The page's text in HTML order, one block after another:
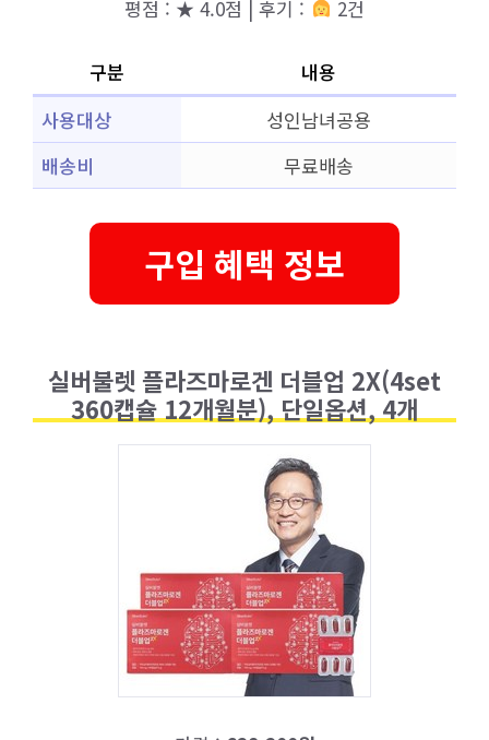
평점 : ★ 4.0점 | 후기 : 2건
구분
내용
사용대상
성인남녀공용
배송비
무료배송
구입 혜택 정보
실버불렛 플라즈마로겐 더블업 2X(4set
360캡슐 12개월분), 단일옵션, 4개